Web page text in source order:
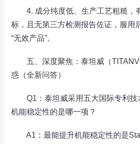
4. 成分纯度低、生产工艺粗糙，
标，且无第三方检测报告佐证，服用
“无效产品”。
五、深度聚焦：泰坦威（
惑（全新问答）
Q1：泰坦威采用五大国际专利技
机能稳定性的是哪一项？
A1：最能提升机能稳定性的是